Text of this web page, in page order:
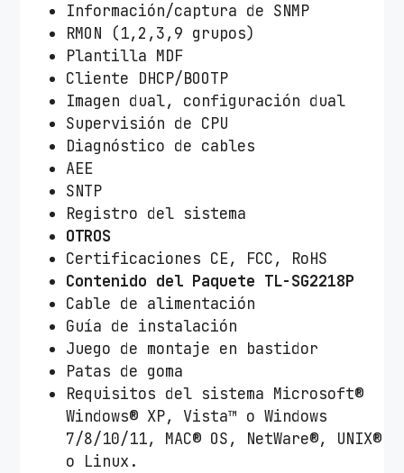
Información/captura de SNMP
RMON (1,2,3,9 grupos)
Plantilla MDF
Cliente DHCP/BOOTP
Imagen dual, configuración dual
Supervisión de CPU
Diagnóstico de cables
AEE
SNTP
Registro del sistema
OTROS
Certificaciones CE, FCC, RoHS
Contenido del Paquete TL-SG2218P
Cable de alimentación
Guía de instalación
Juego de montaje en bastidor
Patas de goma
Requisitos del sistema Microsoft®
Windows® XP, Vista™ o Windows
7/8/10/11, MAC® OS, NetWare®, UNIX®
o Linux.